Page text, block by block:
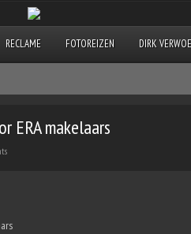
RECLAME FOTOREIZEN DIRK
ERA makelaars